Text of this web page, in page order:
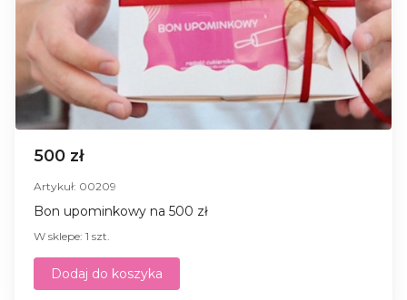
500 zł
Artykuł: 00209
Bon upominkowy na 500 zł
W sklepe: 1 szt.
Dodaj do koszyka